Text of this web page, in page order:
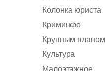
Колонка юриста
Криминфо
Крупным планом
Культура
Малоэтажное